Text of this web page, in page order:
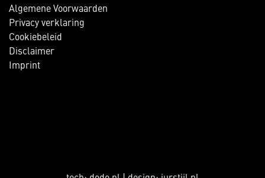
Algemene Voorwaarden
Privacy verklaring
Cookiebeleid
Disclaimer
Imprint